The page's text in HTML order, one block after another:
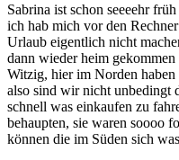
Sabrina ist schon seeeehr
ich hab mich vor den
Urlaub eigentlich nicht
dann wieder heim
Witzig, hier im Norden haben
also sind wir nicht unbedingt
schnell was einkaufen zu
behaupten, sie waren soooo
können die im Süden sich